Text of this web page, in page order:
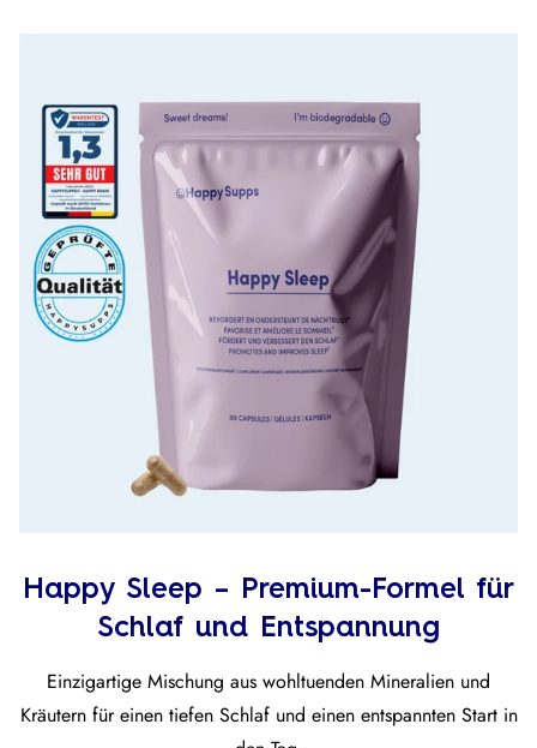
Happy Sleep – Premium-Formel für
Schlaf und Entspannung
Einzigartige Mischung aus wohltuenden Mineralien und
Kräutern für einen tiefen Schlaf und einen entspannten Start in